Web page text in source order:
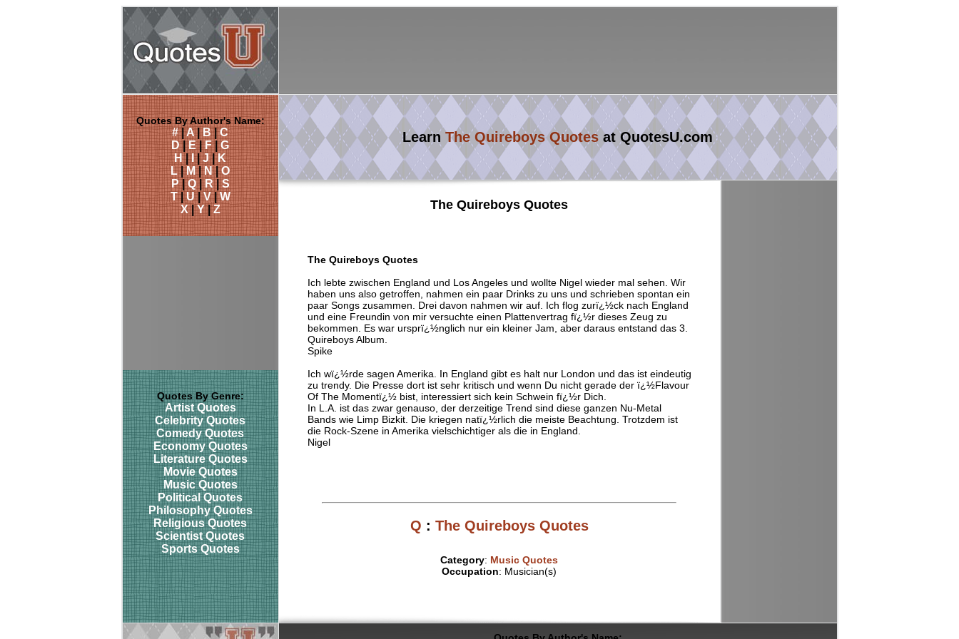
Quotes By Author's Name:
#|A|B|C
D|E|F|G
H|I|J|K
L|M|N|O
P|Q|R|S
T|U|V|W
X|Y|Z
Quotes By Genre:
Artist Quotes
Celebrity Quotes
Comedy Quotes
Economy Quotes
Literature Quotes
Movie Quotes
Music Quotes
Political Quotes
Philosophy Quotes
Religious Quotes
Scientist Quotes
Sports Quotes
Learn The Quireboys Quotes at QuotesU.com
The Quireboys Quotes
The Quireboys Quotes
Ich lebte zwischen England und Los Angeles und wollte Nigel wieder mal sehen. Wir
haben uns also getroffen, nahmen ein paar Drinks zu uns und schrieben spontan ein
paar Songs zusammen. Drei davon nahmen wir auf. Ich flog zurï¿½ck nach England
und eine Freundin von mir versuchte einen Plattenvertrag fï¿½r dieses Zeug zu
bekommen. Es war ursprï¿½nglich nur ein kleiner Jam, aber daraus entstand das 3.
Quireboys Album.
Spike
Ich wï¿½rde sagen Amerika. In England gibt es halt nur London und das ist eindeutig
zu trendy. Die Presse dort ist sehr kritisch und wenn Du nicht gerade der ï¿½Flavour
Of The Momentï¿½ bist, interessiert sich kein Schwein fï¿½r Dich.
In L.A. ist das zwar genauso, der derzeitige Trend sind diese ganzen Nu-Metal
Bands wie Limp Bizkit. Die kriegen natï¿½rlich die meiste Beachtung. Trotzdem ist
die Rock-Szene in Amerika vielschichtiger als die in England.
Nigel
Q : The Quireboys Quotes
Category: Music Quotes
Occupation: Musician(s)